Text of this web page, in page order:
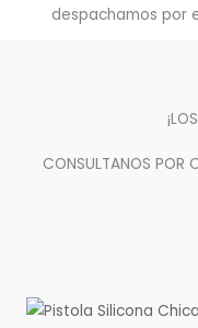
despachamos por
CONSULTANOS POR